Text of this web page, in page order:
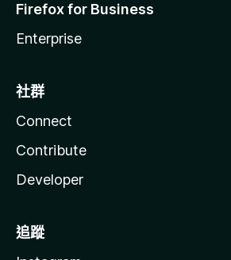
Firefox for Business
Enterprise
社群
Connect
Contribute
Developer
追蹤